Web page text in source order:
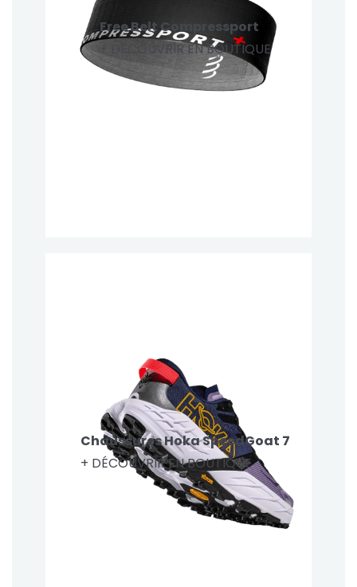
Free Belt Compressport
+ DÉCOUVRIR EN BOUTIQUE
Chaussures Hoka SpeedGoat 7
+ DÉCOUVRIR EN BOUTIQUE